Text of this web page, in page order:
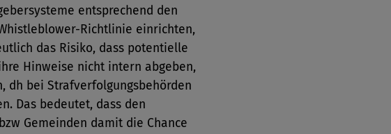
entsprechend den
Richtlinie einrichten,
das Risiko, dass potentielle
Hinweise nicht intern abgeben,
dh bei Strafverfolgungsbehörden
Das bedeutet, dass den
Gemeinden damit die Chance